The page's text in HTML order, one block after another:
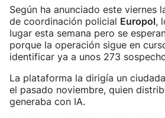
Según ha anunciado este viernes
de coordinación policial Europol,
lugar esta semana pero se
porque la operación sigue en
identificar ya a unos 273
La plataforma la dirigía un
el pasado noviembre, quien
generaba con IA.